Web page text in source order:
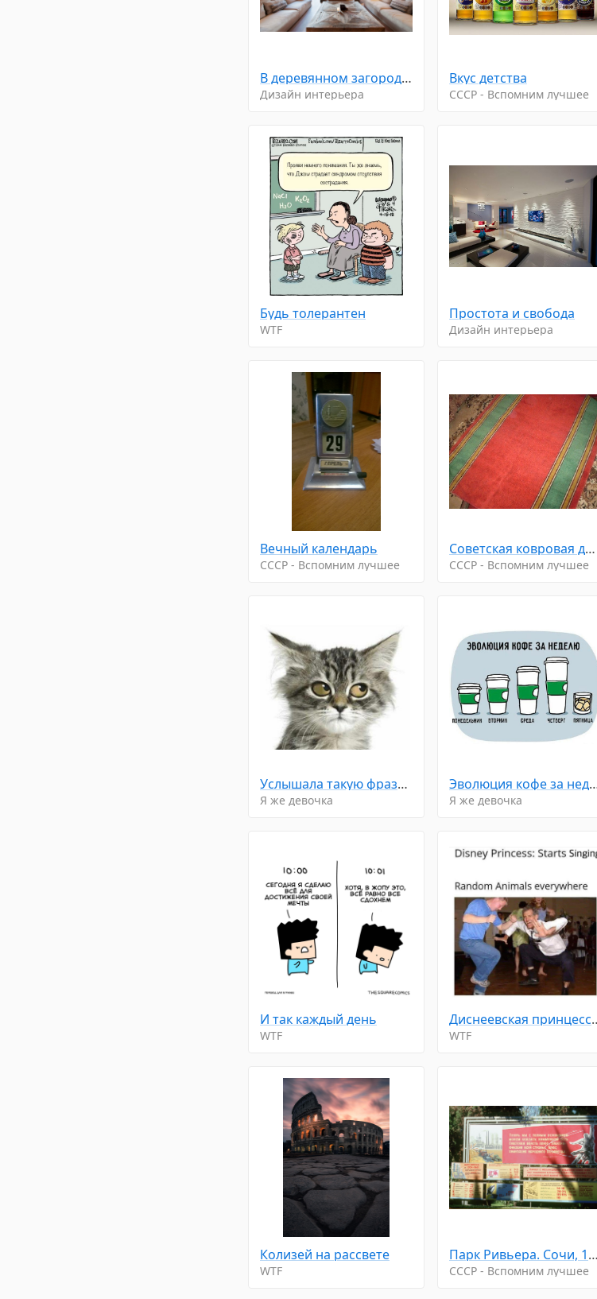
В деревянном загородном доме
Дизайн интерьера
Вкус детства
CCCP - Вспомним лучшее
Будь толерантен
WTF
Простота и свобода
Дизайн интерьера
Вечный календарь
CCCP - Вспомним лучшее
Советская ковровая дорожка
CCCP - Вспомним лучшее
Услышала такую фразу: "Деньги любят тишину"... Затаилась... Жду...
Я же девочка
Эволюция
Я же девочка
И так каждый день
WTF
Диснеевская
WTF
Колизей на рассвете
WTF
Парк Ривьера. Сочи, 1964 год.
CCCP - Вспомним лучшее